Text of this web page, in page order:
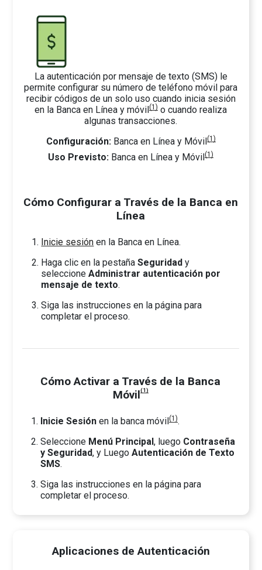
La autenticación por mensaje de texto (SMS) le
permite configurar su número de teléfono móvil para
recibir códigos de un solo uso cuando inicia sesión
en la Banca en Línea y móvil(1) o cuando realiza
algunas transacciones.
Configuración:Banca en Línea y Móvil(1)
Uso Previsto: Banca en Línea y Móvil(1)
Cómo Configurar a Través de la Banca en
Línea
Inicie sesión en la Banca en Línea.
Haga clic en la pestañaSeguridad y
seleccioneAdministrar autenticación por
mensaje de texto.
Siga las instrucciones en la página para
completar el proceso.
Cómo Activar a Través de la Banca
Móvil(1)
Inicie Sesión en la banca móvil(1).
Seleccione Menú Principal, luego Contraseña
y Seguridad, y LuegoAutenticación de Texto
SMS.
Siga las instrucciones en la página para
completar el proceso.
Aplicaciones de Autenticación